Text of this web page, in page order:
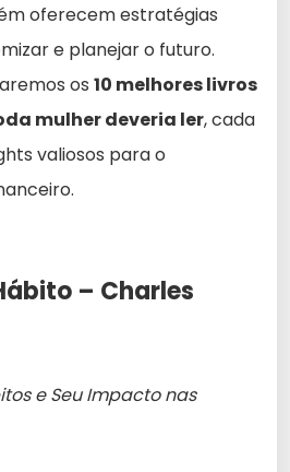
oferecem estratégias
e planejar o futuro.
os 10 melhores livros
mulher deveria ler, cada
valiosos para o
– Charles
e Seu Impacto nas